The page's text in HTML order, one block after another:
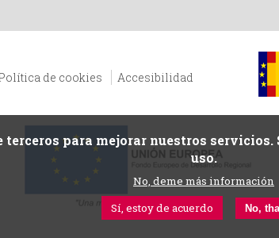
de cookies
Accesibilidad
para mejorar nuestros servicios.
uso.
No, deme más información
Sí, estoy de acuerdo
No,